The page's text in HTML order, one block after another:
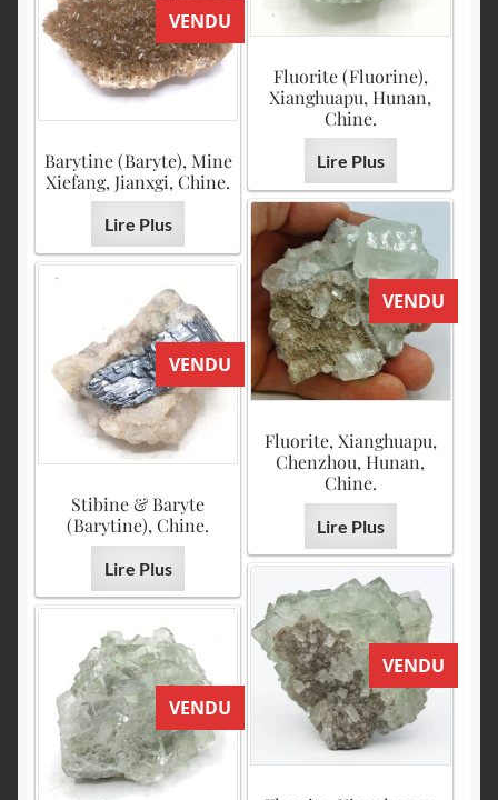
Fluorite (Fluorine),
Xianghuapu, Hunan,
Chine.
Lire Plus
VENDU
Barytine (Baryte), Mine
Xiefang, Jianxgi, Chine.
Lire Plus
VENDU
Fluorite, Xianghuapu,
Chenzhou, Hunan,
Chine.
Lire Plus
VENDU
Stibine & Baryte
(Barytine), Chine.
Lire Plus
VENDU
VENDU